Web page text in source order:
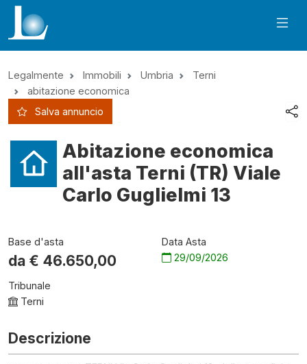
Legalmente Immobili Umbria
Terni
abitazione economica
Salva annuncio
Abitazione economica
all'asta Terni (TR) Viale
Carlo Guglielmi 13
Base d'asta
da € 46.650,00
Data Asta
29/09/2026
Tribunale
Terni
Descrizione